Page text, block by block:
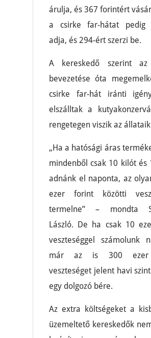
árulja, és 367 forintért
a csirke far-hátat pedig
adja, és 294-ért szerzi be.
A kereskedő szerint az
bevezetése óta
csirke far-hát iránti
elszálltak a
rengetegen viszik az
„Ha a hatósági áras
mindenből csak 10 kilót és
adnánk el naponta, az
ezer forint közötti
termelne” – mondta
László. De ha csak 10
veszteséggel számolunk
már az is 300 ezer
veszteséget jelent havi
egy dolgozó bére.
Az extra költségeket a
üzemeltető kereskedők